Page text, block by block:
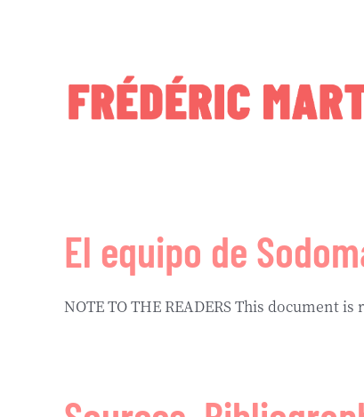
El equipo de
NOTE TO THE READERS This document